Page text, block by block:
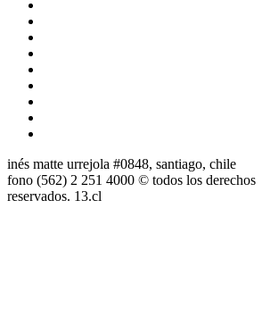
inés matte urrejola #0848, santiago, chile
fono (562) 2 251 4000 © todos los derechos
reservados. 13.cl